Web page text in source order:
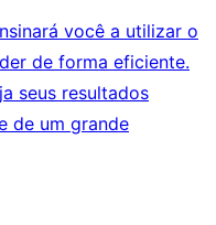
você a utilizar o
de forma eficiente.
seus resultados
de um grande